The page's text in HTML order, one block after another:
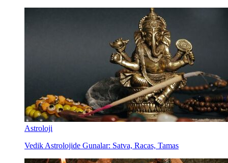
Astroloji
Vedik Astrolojide Gunalar: Satva, Racas, Tamas